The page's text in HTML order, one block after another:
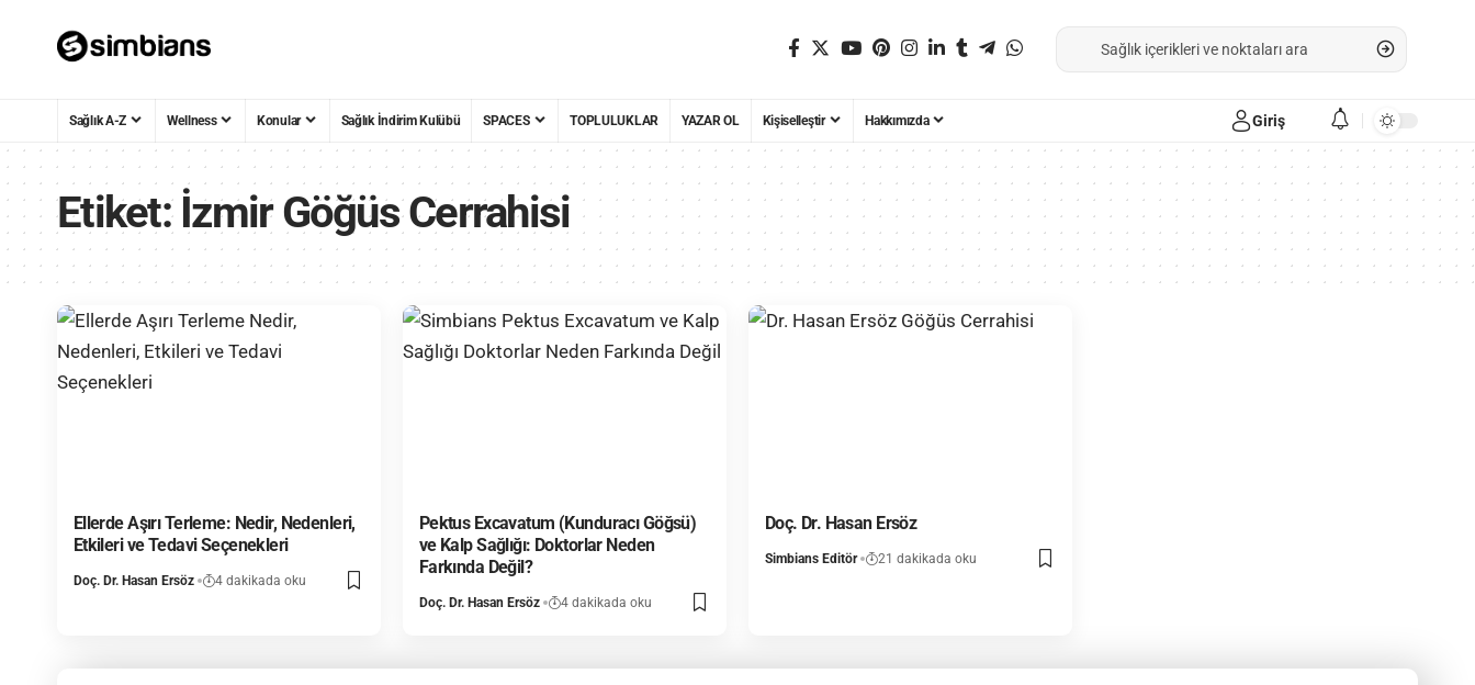
Sağlık A-Z Wellness Konular Sağlık İndirim Kulübü SPACES TOPLULUKLAR YAZAR OL Kişiselleştir Hakkımızda Giriş
Etiket:İzmir Göğüs Cerrahisi
Ellerde Aşırı Terleme: Nedir, Nedenleri,
Etkileri ve Tedavi Seçenekleri
Doç. Dr. Hasan Ersöz 4 dakikada oku
Pektus Excavatum (Kunduracı Göğsü)
ve Kalp Sağlığı: Doktorlar Neden
Farkında Değil?
Doç. Dr. Hasan Ersöz 4 dakikada oku
Doç. Dr. Hasan Ersöz
Simbians Editör 21 dakikada oku